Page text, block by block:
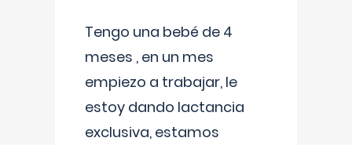
Tengo una bebé de 4
meses , en un mes
empiezo a trabajar, le
estoy dando lactancia
exclusiva, estamos